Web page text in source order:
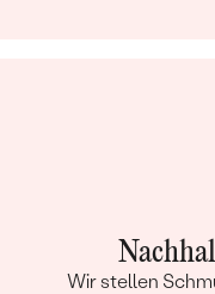
Wir stellen